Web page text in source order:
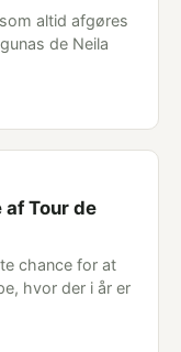
altid afgøres
de Neila
Tour de
chance for at
hvor der i år er